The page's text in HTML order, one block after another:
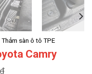
Thảm sàn ô tô TPE
Camry
₫